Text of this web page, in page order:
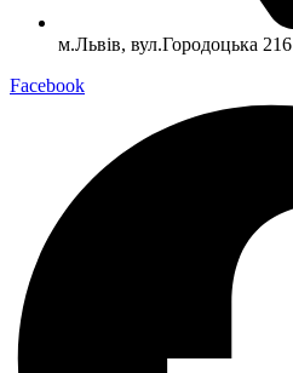
м.Львів, вул.Городоцька 216
Facebook